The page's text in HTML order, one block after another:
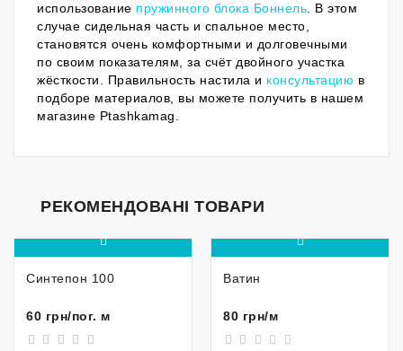
использование пружинного блока Боннель . В этом
случае сидельная часть и спальное место,
становятся очень комфортными и долговечными
по своим показателям, за счёт двойного участка
жёсткости. Правильность настила и консультацию в
подборе материалов, вы можете получить в нашем
магазине Ptashkamag.
РЕКОМЕНДОВАНІ ТОВАРИ
Синтепон 100
60 грн/пог. м
Ватин
80 грн/м